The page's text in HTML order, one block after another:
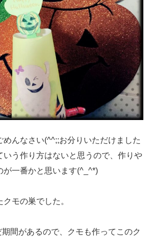
めんなさい(^^;;お分りいただけました
いう作り方はないと思うので、作りや
が一番かと思います(^_^*)
モの巣でした。
間があるので、クモも作ってこのク